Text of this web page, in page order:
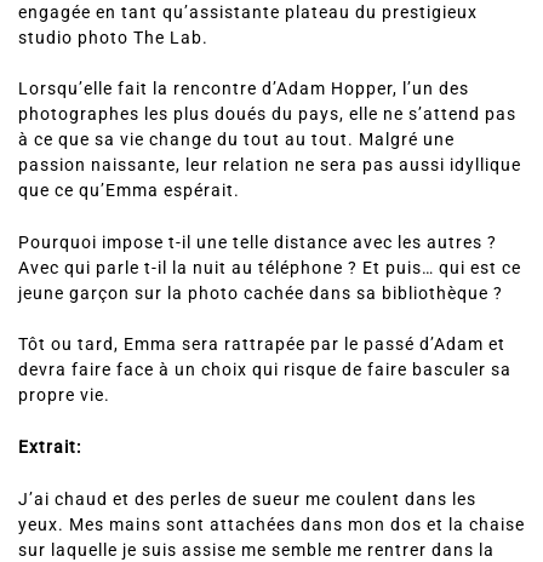
engagée en tant qu’assistante plateau du prestigieux
studio photo The Lab.
Lorsqu’elle fait la rencontre d’Adam Hopper, l’un des
photographes les plus doués du pays, elle ne s’attend pas
à ce que sa vie change du tout au tout. Malgré une
passion naissante, leur relation ne sera pas aussi idyllique
que ce qu’Emma espérait.
Pourquoi impose t-il une telle distance avec les autres ?
Avec qui parle t-il la nuit au téléphone ? Et puis… qui est ce
jeune garçon sur la photo cachée dans sa bibliothèque ?
Tôt ou tard, Emma sera rattrapée par le passé d’Adam et
devra faire face à un choix qui risque de faire basculer sa
propre vie.
Extrait:
J’ai chaud et des perles de sueur me coulent dans les
yeux. Mes mains sont attachées dans mon dos et la chaise
sur laquelle je suis assise me semble me rentrer dans la